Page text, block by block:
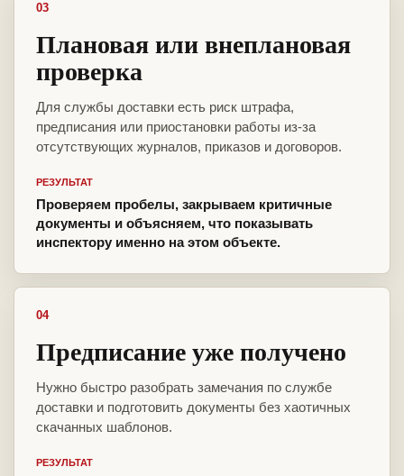
03
Плановая или внеплановая
проверка
Для службы доставки есть риск штрафа,
предписания или приостановки работы из-за
отсутствующих журналов, приказов и договоров.
РЕЗУЛЬТАТ
Проверяем пробелы, закрываем критичные
документы и объясняем, что показывать
инспектору именно на этом объекте.
04
Предписание уже получено
Нужно быстро разобрать замечания по службе
доставки и подготовить документы без хаотичных
скачанных шаблонов.
РЕЗУЛЬТАТ